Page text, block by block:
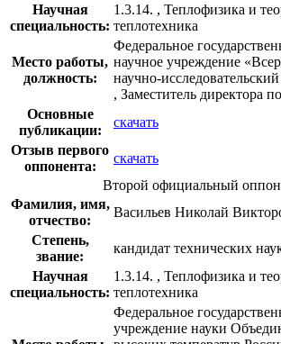
Научная
специальность:
1.3.14. , Теплофизика и
теплотехника
Место работы,
должность:
Федеральное
научное учреждение
научно-
, Заместитель директора
Основные
публикации:
скачать
Отзыв первого
оппонента:
скачать
Второй официальный
Фамилия, имя,
отчество:
Васильев Николай
Степень,
звание:
кандидат технических
Научная
специальность:
1.3.14. , Теплофизика и
теплотехника
Федеральное
учреждение науки